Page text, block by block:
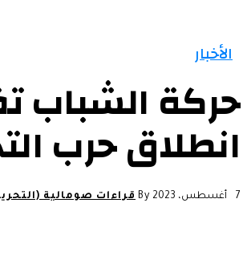
الأخبار
حركة الشباب
انطلاق حرب
7 أغسطس، 2023 By قراءات صومالية